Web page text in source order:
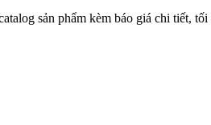
sản phẩm kèm báo giá chi tiết,